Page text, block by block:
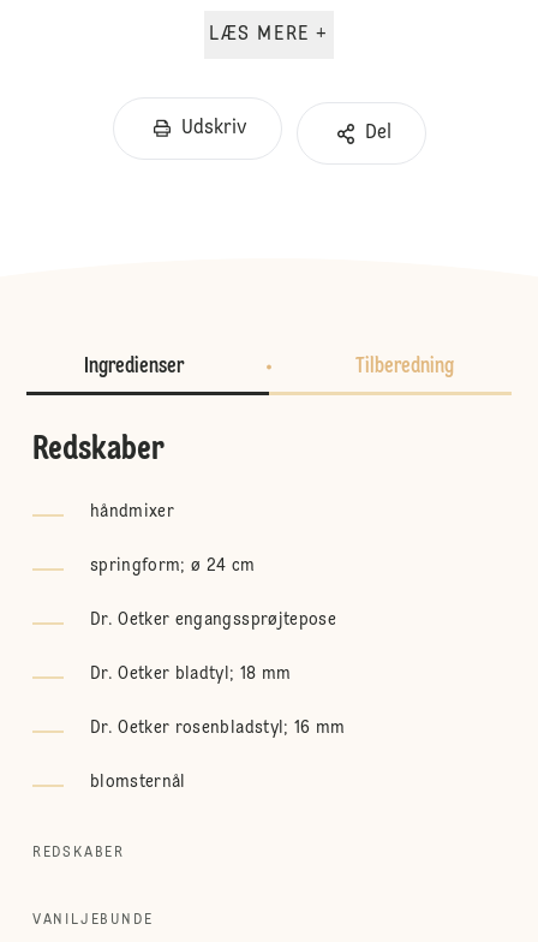
LÆS MERE +
Udskriv Del
Ingredienser Tilberedning
Redskaber
håndmixer
springform; ø 24 cm
Dr. Oetker engangssprøjtepose
Dr. Oetker bladtyl; 18 mm
Dr. Oetker rosenbladstyl; 16 mm
blomsternål
REDSKABER
VANILJEBUNDE